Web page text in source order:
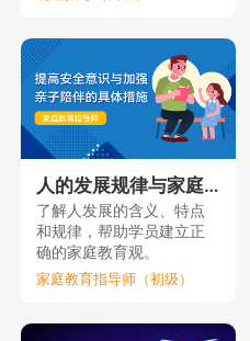
人的发展规律与家庭教育（上）
了解人发展的含义、特点
和规律，帮助学员建立正
确的家庭教育观。
家庭教育指导师（初级）